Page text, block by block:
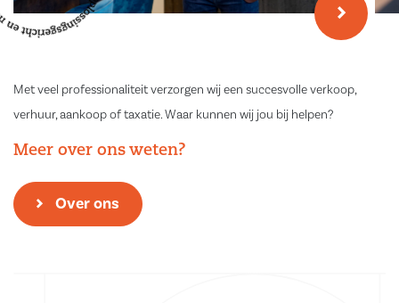
Met veel professionaliteit verzorgen wij een succesvolle verkoop,
verhuur, aankoop of taxatie. Waar kunnen wij jou bij helpen?
Meer over ons weten?
Over ons